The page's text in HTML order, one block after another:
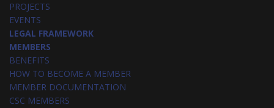
PROJECTS
EVENTS
LEGAL FRAMEWORK
MEMBERS
BENEFITS
HOW TO BECOME A MEMBER
MEMBER DOCUMENTATION
CSC MEMBERS